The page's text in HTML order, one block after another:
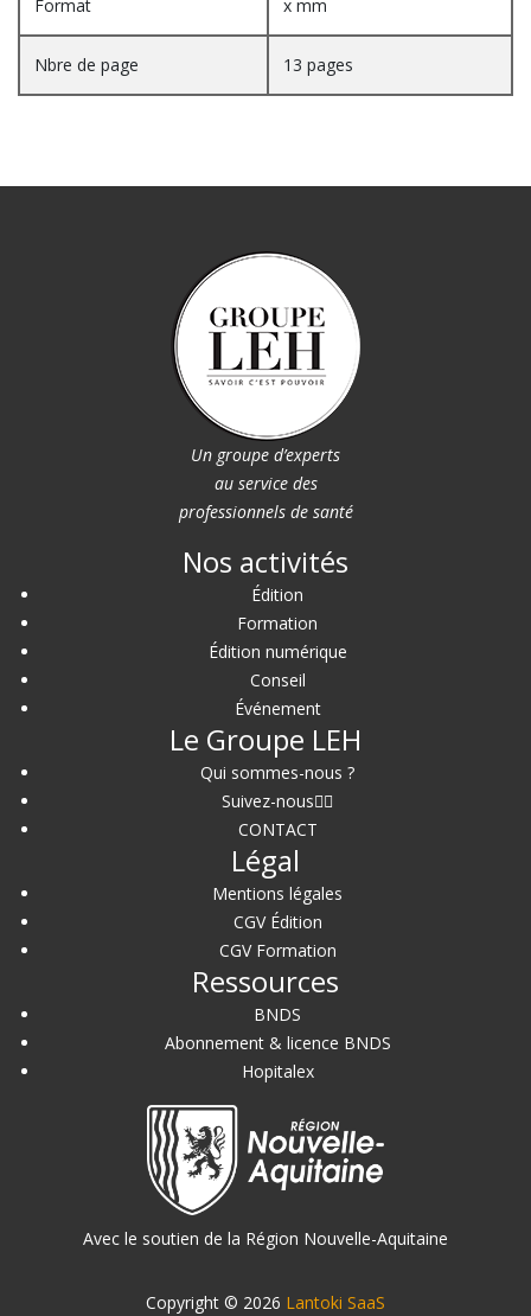
Format x mm
Nbre de page 13 pages
Un groupe d’experts
au service des
professionnels de santé
Nos activités
Édition
Formation
Édition numérique
Conseil
Événement
Le Groupe LEH
Qui sommes-nous ?
Suivez-nous
CONTACT
Légal
Mentions légales
CGV Édition
CGV Formation
Ressources
BNDS
Abonnement & licence BNDS
Hopitalex
Avec le soutien de la Région Nouvelle-Aquitaine
Copyright © 2026 Lantoki SaaS